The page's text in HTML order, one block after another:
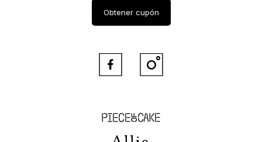
Piece of Cake
Allie
Obtener cupón
 